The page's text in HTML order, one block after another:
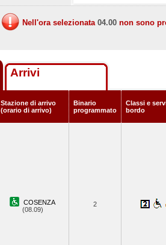
Nell'ora selezionata 04.00 non sono
Arrivi
Stazione di arrivo
(orario di arrivo)
Binario
programmato
Classi e
bordo
COSENZA
(08.09)
2